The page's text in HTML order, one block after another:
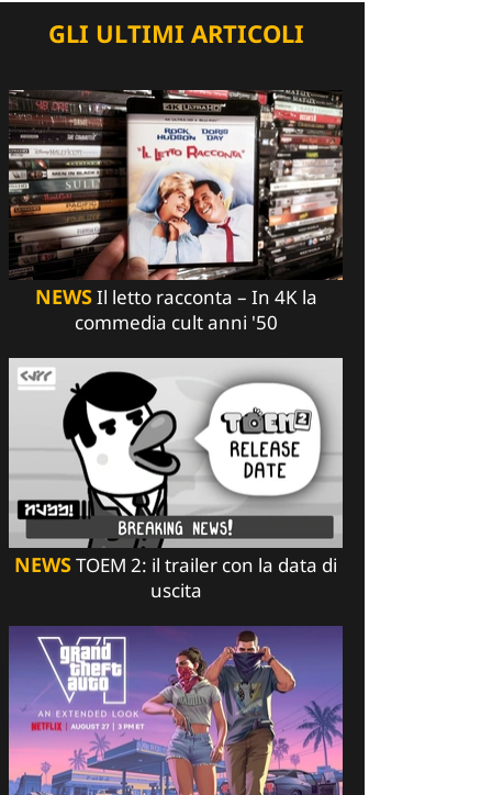
GLI ULTIMI ARTICOLI
NEWSIl letto racconta – In 4K la
commedia cult anni '50
NEWSTOEM 2: il trailer con la data di
uscita